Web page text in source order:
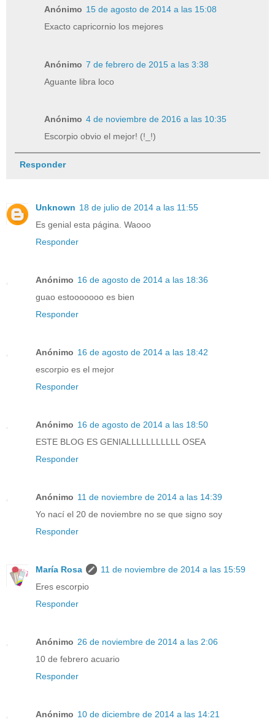
Anónimo 15 de agosto de 2014 a las 15:08
Exacto capricornio los mejores
Anónimo 7 de febrero de 2015 a las 3:38
Aguante libra loco
Anónimo 4 de noviembre de 2016 a las 10:35
Escorpio obvio el mejor! (!_!)
Responder
Unknown 18 de julio de 2014 a las 11:55
Es genial esta página. Waooo
Responder
Anónimo 16 de agosto de 2014 a las 18:36
guao estooooooo es bien
Responder
Anónimo 16 de agosto de 2014 a las 18:42
escorpio es el mejor
Responder
Anónimo 16 de agosto de 2014 a las 18:50
ESTE BLOG ES GENIALLLLLLLLLLL OSEA
Responder
Anónimo 11 de noviembre de 2014 a las 14:39
Yo nací el 20 de noviembre no se que signo soy
Responder
María Rosa
11 de noviembre de 2014 a las 15:59
Eres escorpio
Responder
Anónimo 26 de noviembre de 2014 a las 2:06
10 de febrero acuario
Responder
Anónimo 10 de diciembre de 2014 a las 14:21